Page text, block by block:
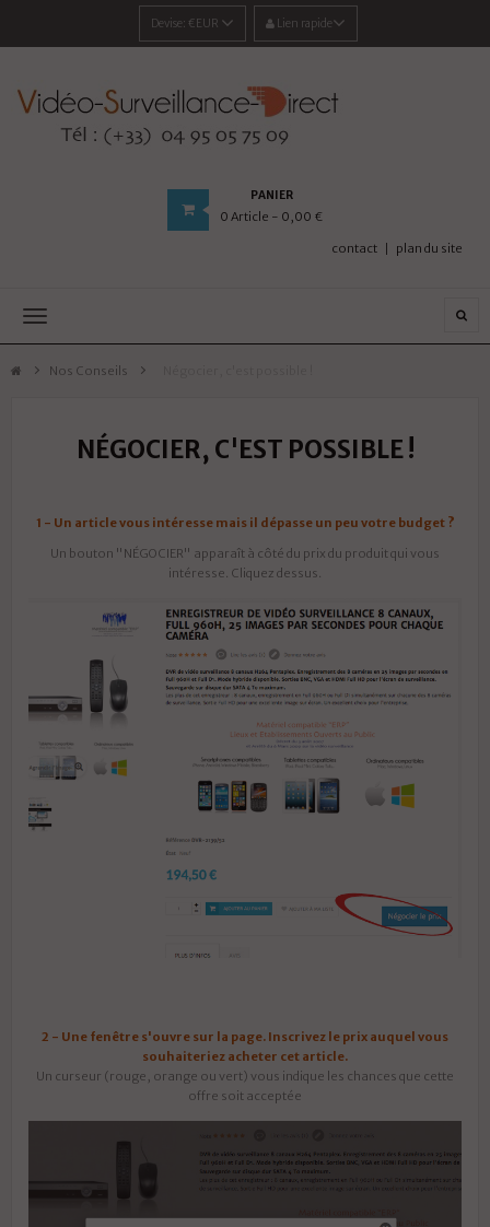
Devise: €EUR Lien rapide
PANIER
0 Article - 0,00 €
contact plan du site
Navigation
Nos Conseils >
NÉGOCIER, C'EST POSSIBLE !
1 - Un article vous intéresse mais il dépasse un peu votre budget ?
Un bouton "NÉGOCIER" apparaît à côté du prix du produit qui vous
intéresse. Cliquez dessus.
2 - Une fenêtre s'ouvre sur la page. Inscrivez le prix auquel vous
souhaiteriez acheter cet article.
Un curseur (rouge, orange ou vert) vous indique les chances que cette
offre soit acceptée